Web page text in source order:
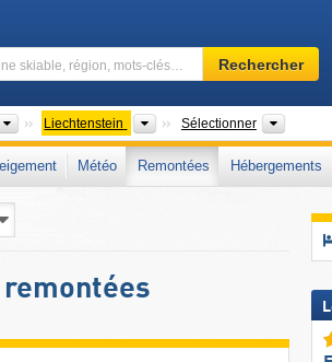
Domaine
skiable,
mots-
clés…
Rechercher
Continents
Liechtenstein PaysSélectionner
Météo Remontées
Hébergements